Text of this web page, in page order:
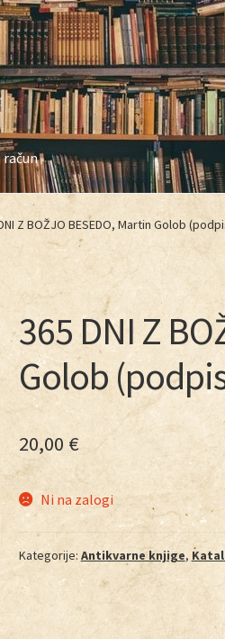
račun
pogosta vprašanja Naša zgodba
Zaključek nakupa
Z BOŽJO BESEDO, Martin Golob
365 DNI Z
Golob
20,00 €
Ni na zalogi
Kategorije: Antikvarne knjige,